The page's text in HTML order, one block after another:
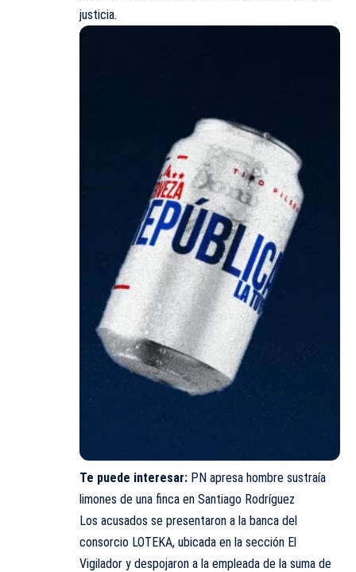
justicia.
Te puede interesar: PN apresa hombre sustraía
limones de una finca en Santiago Rodríguez
Los acusados se presentaron a la banca del
consorcio LOTEKA, ubicada en la sección El
Vigilador y despojaron a la empleada de la suma de